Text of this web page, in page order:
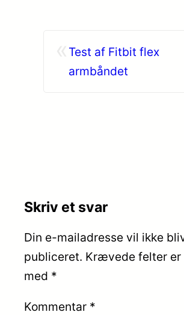
Test af Fitbit flex
armbåndet
Skriv et svar
Din e-mailadresse vil ikke
publiceret. Krævede felter er
med *
Kommentar *